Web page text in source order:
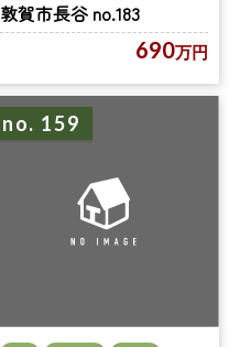
敦賀市長谷 no.183
690万円
no. 159